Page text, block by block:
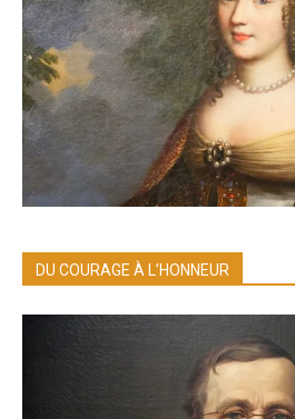
DU COURAGE À L’HONNEUR